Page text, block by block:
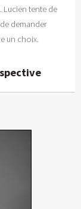
Lucien tente de
demander
un choix.